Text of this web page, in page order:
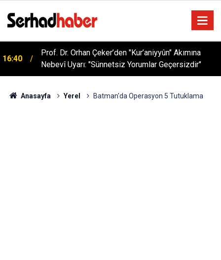
05:57
Sağlıklı Beslenmede Yeni Trend: Düşük Kalorili
Multi-Fiber İçecek Tozu
Anasayfa Yerel Batman'da Operasyon 5 Tutuklama